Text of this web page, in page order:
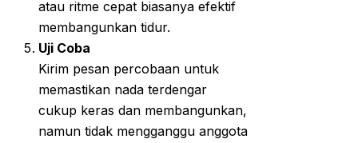
atau ritme cepat biasanya efektif
membangunkan tidur.
Uji Coba
Kirim pesan percobaan untuk
memastikan nada terdengar
cukup keras dan membangunkan,
namun tidak mengganggu anggota